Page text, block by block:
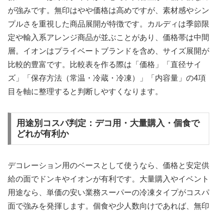
が強みです。無印はやや価格は高めですが、素材感やシン
プルさを重視した商品展開が特徴です。カルディは季節限
定や輸入系アレンジ商品が並ぶことがあり、価格帯は中間
層。イオンはプライベートブランドを含め、サイズ展開が
比較的豊富です。比較表を作る際は「価格」「直径サイ
ズ」「保存方法（常温・冷蔵・冷凍）」「内容量」の4項
目を軸に整理すると判断しやすくなります。
用途別コスパ判定：デコ用・大量購入・個食で
どれが有利か
デコレーション用のベースとして使うなら、価格と安定供
給の面でドンキやイオンが有利です。大量購入やイベント
用途なら、単価の安い業務スーパーの冷凍タイプがコスパ
面で強みを発揮します。個食や少人数向けであれば、無印